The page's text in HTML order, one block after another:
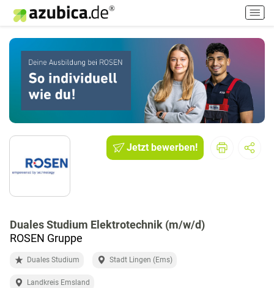
H
a
u
e
ü
i
Jetzt bewerben!
Duales Studium Elektrotechnik (m/w/d)
ROSEN Gruppe
Duales Studium Stadt Lingen (Ems)
Landkreis Emsland